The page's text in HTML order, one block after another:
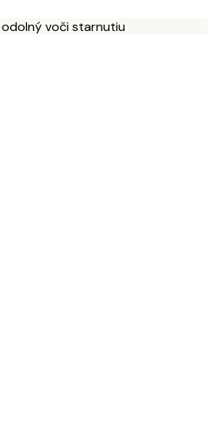
odolný voči starnutiu